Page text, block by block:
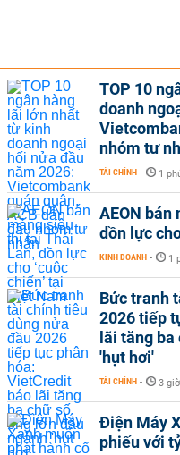
TOP 10
doanh
nhóm tư
TÀI CHÍNH - 1
AEON bán
dồn lực
KINH DOANH - 1
Bức tranh
2026 tiếp
lãi tăng
'hụt hơi'
TÀI CHÍNH - 3
Điện Máy
phiếu với